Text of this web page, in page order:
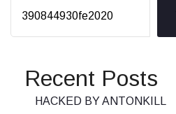
Recent Posts
HACKED BY ANTONKILL